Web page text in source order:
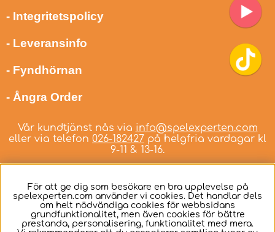
- Integritetspolicy
- Leveransinfo
- Fyndhörnan
- Ångra Order
Vår kundtjänst nås via info@spelexperten.com
eller via telefon 026-182427 på helgfria vardagar kl
9-11 & 13-16.
Svenska
För att ge dig som besökare en bra upplevelse på
spelexperten.com använder vi cookies. Det handlar dels
om helt nödvändiga cookies för webbsidans
grundfunktionalitet, men även cookies för bättre
prestanda, personalisering, funktionalitet med mera.